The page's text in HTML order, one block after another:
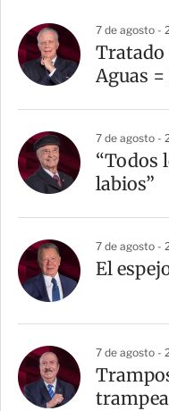
7 de agosto -
Tratado
Aguas
7 de agosto -
“Todos
labios”
7 de agosto -
El
7 de agosto -